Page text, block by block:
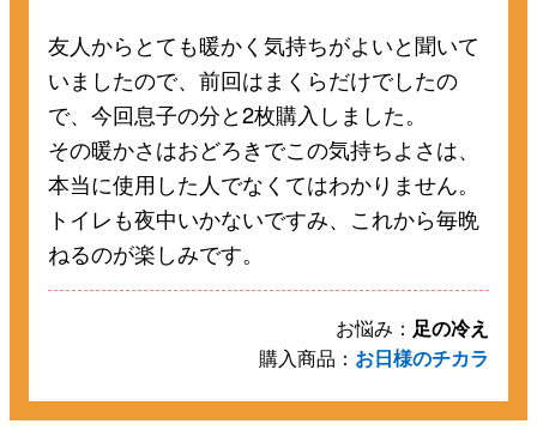
友人からとても暖かく気持ちがよいと聞いて
いましたので、前回はまくらだけでしたの
で、今回息子の分と2枚購入しました。
その暖かさはおどろきでこの気持ちよさは、
本当に使用した人でなくてはわかりません。
トイレも夜中いかないですみ、これから毎晩
ねるのが楽しみです。
お悩み： 足の冷え
購入商品： お日様のチカラ